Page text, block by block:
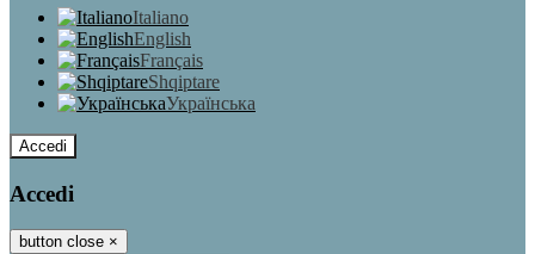
Italiano
English
Français
Shqiptare
Українська
Accedi
Accedi
button close ×